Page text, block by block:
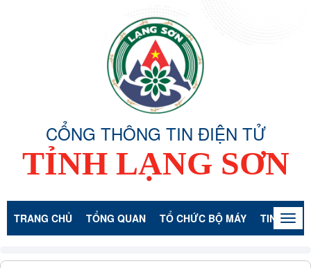
CỔNG THÔNG TIN ĐIỆN TỬ
TỈNH LẠNG SƠN
TRANG CHỦ TỔNG QUAN TỔ CHỨC BỘ MÁY TIN TỨC -